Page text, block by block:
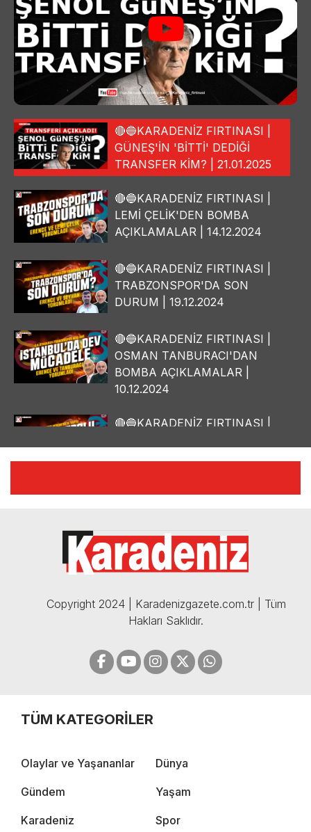
🔴🔵KARADENİZ FIRTINASI |
GÜNEŞ'İN 'BİTTİ' DEDİĞİ
TRANSFER KİM? | 21.01.2025
🔴🔵KARADENİZ FIRTINASI |
LEMİ ÇELİK'DEN BOMBA
AÇIKLAMALAR | 14.12.2024
🔴🔵KARADENİZ FIRTINASI |
TRABZONSPOR'DA SON
DURUM | 19.12.2024
🔴🔵KARADENİZ FIRTINASI |
OSMAN TANBURACI'DAN
BOMBA AÇIKLAMALAR |
10.12.2024
🔴🔵KARADENİZ FIRTINASI |
🔴🔵KARADENİZ FIRTINASI |
05.12.2024
Copyright 2024 | Karadenizgazete.com.tr | Tüm
Hakları Saklıdır.
TÜM KATEGORİLER
Olaylar ve Yaşananlar Dünya
Gündem Yaşam
Karadeniz Spor